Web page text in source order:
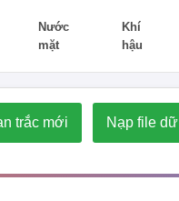
Nước
mặt
Khí
hậu